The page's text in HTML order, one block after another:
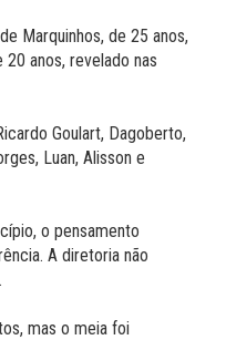
Marquinhos, de 25 anos,
anos, revelado nas
Goulart, Dagoberto,
Luan, Alisson e
o pensamento
A diretoria não
mas o meia foi